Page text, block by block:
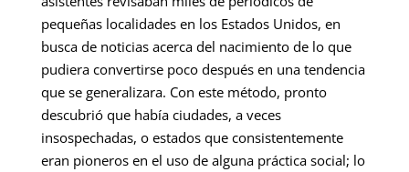
pequeñas localidades en los Estados Unidos, en
busca de noticias acerca del nacimiento de lo que
pudiera convertirse poco después en una tendencia
que se generalizara. Con este método, pronto
descubrió que había ciudades, a veces
insospechadas, o estados que consistentemente
eran pioneros en el uso de alguna práctica social; lo